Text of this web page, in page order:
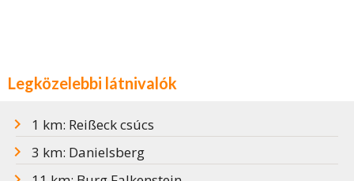
Legközelebbi látnivalók
1 km: Reißeck csúcs
3 km: Danielsberg